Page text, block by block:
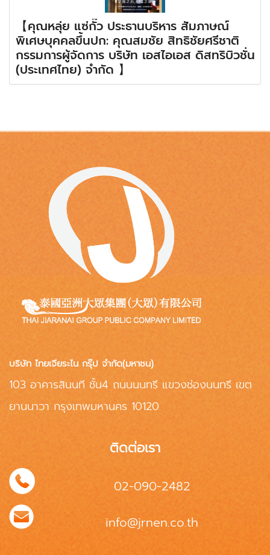
【คุณหลุ่ย แซ่กั๊ว ประธานบริหาร สัมภาษณ์
พิเศษบุคคลขึ้นปก: คุณสมชัย สิทธิชัยศรีชาติ
กรรมการผู้จัดการ บริษัท เอสไอเอส ดิสทริบิวชั่น
(ประเทศไทย) จำกัด 】
บริษัท ไทยเจียระไน กรุ๊ป จำกัด(มหาชน)
103 อาคารสินนที ชั้น4 ถนนนนทรี แขวงช่องนนทรี เขต
ยานนาวา กรุงเทพมหานคร 10120
ติดต่อเรา
02-090-2482
info@jrnen.co.th